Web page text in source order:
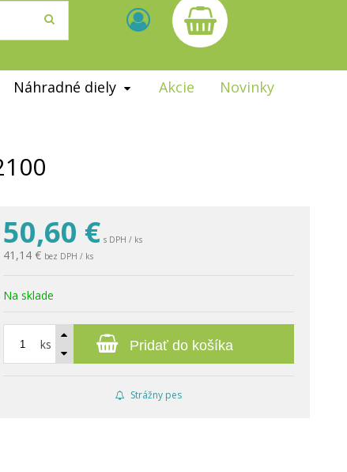
Náhradné diely Akcie Novinky
50,60 € s DPH / ks
41,14 € bez DPH / ks
Na sklade
ks Pridať do košíka
Strážny pes